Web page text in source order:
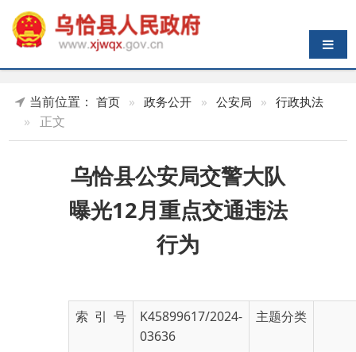
导航切换
» 正文
曝光12月重点交通违法
行为
03636
发布机构 乌恰县公安局 发布日期
2024-